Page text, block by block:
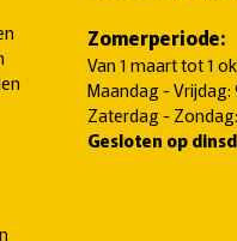
Zomerperiode:
Van 1 maart tot 1
Maandag -
Zaterdag -
Gesloten op